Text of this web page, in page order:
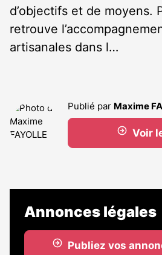
d’objectifs et de moyens.
retrouve
artisanales dans l…
Publié par Maxime
Voir
Annonces légales
Publiez vos